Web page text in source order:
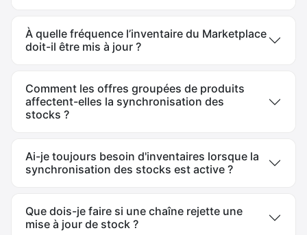
À quelle fréquence l’inventaire du Marketplace
doit-il être mis à jour ?
Comment les offres groupées de produits
affectent-elles la synchronisation des
stocks ?
Ai-je toujours besoin d'inventaires lorsque la
synchronisation des stocks est active ?
Que dois-je faire si une chaîne rejette une
mise à jour de stock ?